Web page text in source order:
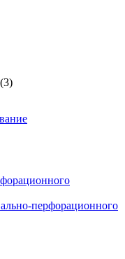
(3)
перфорационного